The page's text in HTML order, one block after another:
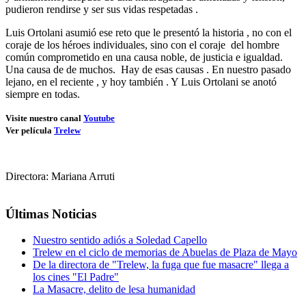
pudieron rendirse y ser sus vidas respetadas .
Luis Ortolani asumió ese reto que le presentó la historia , no con el
coraje de los héroes individuales, sino con el coraje del hombre
común comprometido en una causa noble, de justicia e igualdad.
Una causa de de muchos. Hay de esas causas . En nuestro pasado
lejano, en el reciente , y hoy también . Y Luis Ortolani se anotó
siempre en todas.
Visite nuestro canal Youtube
Ver película Trelew
Directora: Mariana Arruti
Últimas Noticias
Nuestro sentido adiós a Soledad Capello
Trelew en el ciclo de memorias de Abuelas de Plaza de Mayo
De la directora de "Trelew, la fuga que fue masacre" llega a
los cines "El Padre"
La Masacre, delito de lesa humanidad